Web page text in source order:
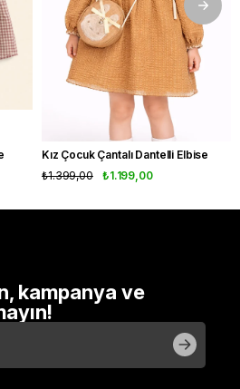
Kız Çocuk Çantalı Dantelli Elbise
₺1.199,00
₺1.399,00
kampanya ve